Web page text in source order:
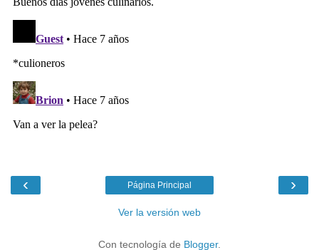
‹ ›
Página Principal
Ver la versión web
Con tecnología de Blogger.